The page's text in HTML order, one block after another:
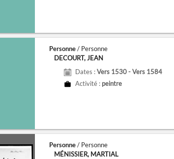
Personne/ Personne
DECOURT, JEAN
Dates :Vers 1530 - Vers 1584
Activité : peintre
Personne/ Personne
MÉNISSIER, MARTIAL